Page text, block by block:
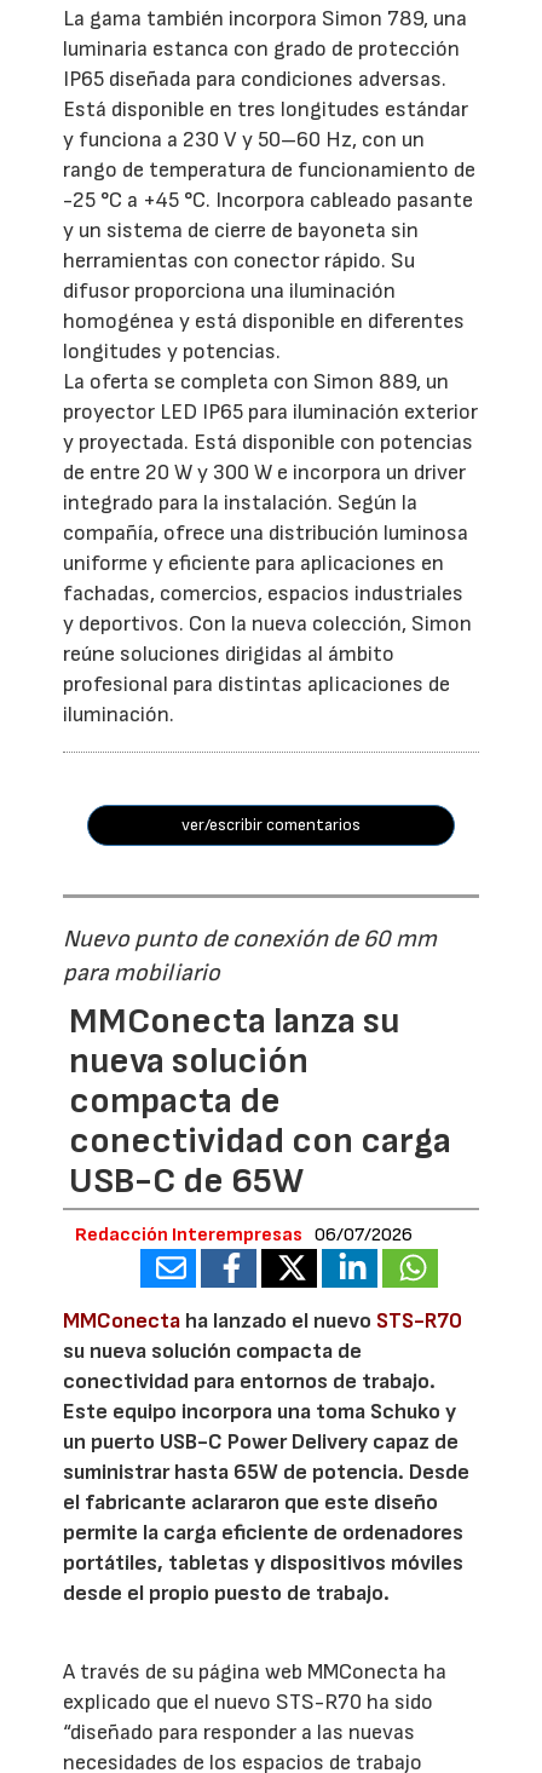
La gama también incorpora Simon 789, una
luminaria estanca con grado de protección
IP65 diseñada para condiciones adversas.
Está disponible en tres longitudes estándar
y funciona a 230 V y 50–60 Hz, con un
rango de temperatura de funcionamiento de
-25 °C a +45 °C. Incorpora cableado pasante
y un sistema de cierre de bayoneta sin
herramientas con conector rápido. Su
difusor proporciona una iluminación
homogénea y está disponible en diferentes
longitudes y potencias.
La oferta se completa con Simon 889, un
proyector LED IP65 para iluminación exterior
y proyectada. Está disponible con potencias
de entre 20 W y 300 W e incorpora un driver
integrado para la instalación. Según la
compañía, ofrece una distribución luminosa
uniforme y eficiente para aplicaciones en
fachadas, comercios, espacios industriales
y deportivos. Con la nueva colección, Simon
reúne soluciones dirigidas al ámbito
profesional para distintas aplicaciones de
iluminación.
ver/escribir comentarios
Nuevo punto de conexión de 60 mm
para mobiliario
MMConecta lanza su
nueva solución
compacta de
conectividad con carga
USB-C de 65W
Redacción Interempresas 06/07/2026
MMConecta ha lanzado el nuevo STS-R70
su nueva solución compacta de
conectividad para entornos de trabajo.
Este equipo incorpora una toma Schuko y
un puerto USB-C Power Delivery capaz de
suministrar hasta 65W de potencia. Desde
el fabricante aclararon que este diseño
permite la carga eficiente de ordenadores
portátiles, tabletas y dispositivos móviles
desde el propio puesto de trabajo.
A través de su página web MMConecta ha
explicado que el nuevo STS-R70 ha sido
“diseñado para responder a las nuevas
necesidades de los espacios de trabajo